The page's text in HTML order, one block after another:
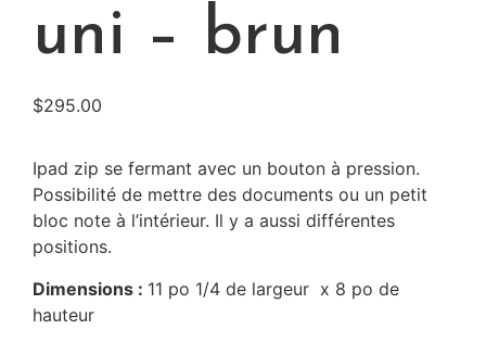
uni – brun
$295.00
Ipad zip se fermant avec un bouton à pression.
Possibilité de mettre des documents ou un petit
bloc note à l’intérieur. Il y a aussi différentes
positions.
Dimensions : 11 po 1/4 de largeur x 8 po de
hauteur